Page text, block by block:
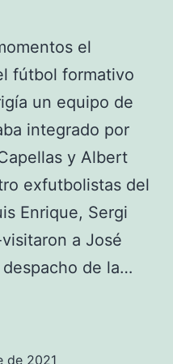
el
fútbol formativo
un equipo de
integrado por
y Albert
exfutbolistas del
Enrique, Sergi
a José
de la…
de 2021